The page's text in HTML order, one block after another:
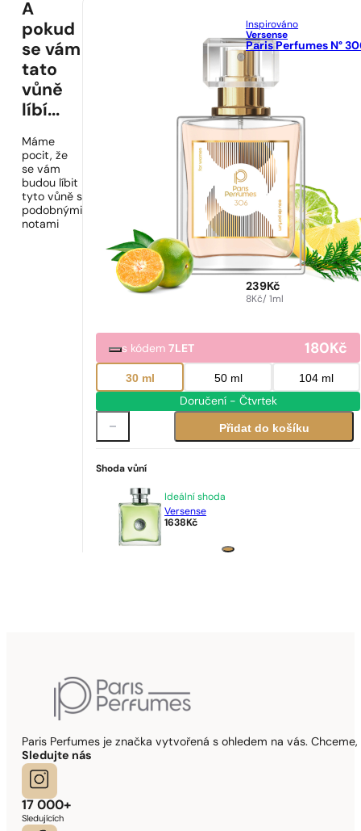
A
pokud
se vám
tato
vůně
líbí...
Máme
pocit, že
se vám
budou líbit
tyto vůně s
podobnými
notami
Inspirováno
Versense
Paris Perfumes N°
239Kč
8Kč/ 1ml
s kódem7LET 180Kč
30 ml 50 ml 104 ml
Doručení - Čtvrtek
Přidat do košíku
Shoda vůní
Ideální shoda
Versense
1638 Kč
Paris Perfumes je značka vytvořená s ohledem na vás.
Sledujte nás
17 000+
Sledujících